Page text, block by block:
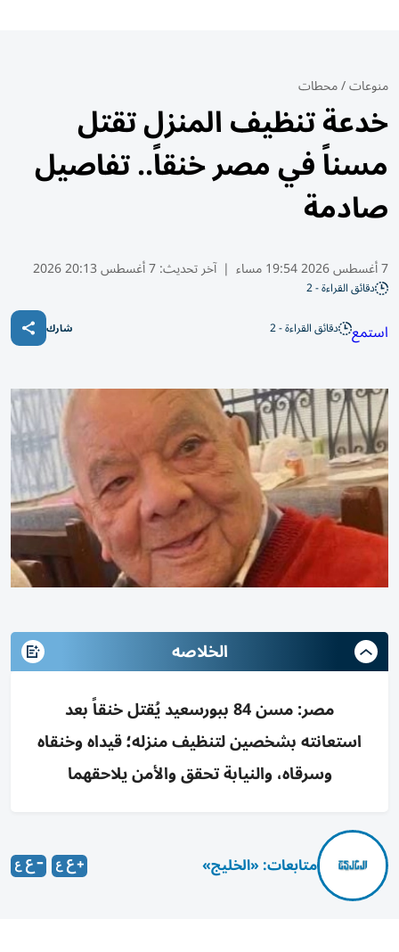
منوعات/محطات
خدعة تنظيف المنزل تقتل
مسناً في مصر خنقاً.. تفاصيل
صادمة
7 أغسطس 2026 19:54 مساء | آخر تحديث:7 أغسطس 20:13 2026
دقائق القراءة - 2
استمع دقائق القراءة - 2 شارك
الخلاصه
مصر: مسن 84 ببورسعيد يُقتل خنقاً بعد
استعانته بشخصين لتنظيف منزله؛ قيداه وخنقاه
وسرقاه، والنيابة تحقق والأمن يلاحقهما
متابعات: «الخليج»